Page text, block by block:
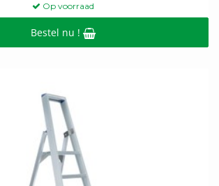
Op voorraad
Bestel nu !